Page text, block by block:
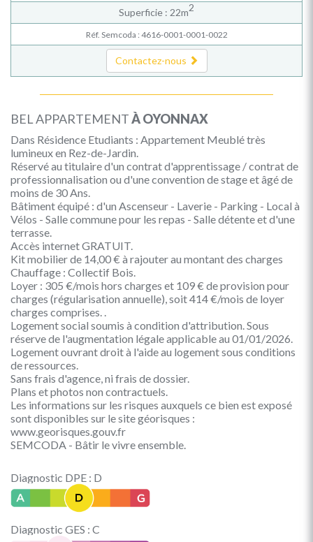
Superficie : 22m2
Réf. Semcoda : 4616-0001-0001-0022
Contactez-nous
BEL APPARTEMENTÀ OYONNAX
Dans Résidence Etudiants : Appartement Meublé très
lumineux en Rez-de-Jardin.
Réservé au titulaire d'un contrat d'apprentissage / contrat de
professionnalisation ou d'une convention de stage et âgé de
moins de 30 Ans.
Bâtiment équipé : d'un Ascenseur - Laverie - Parking - Local à
Vélos - Salle commune pour les repas - Salle détente et d'une
terrasse.
Accès internet GRATUIT.
Kit mobilier de 14,00 € à rajouter au montant des charges
Chauffage : Collectif Bois.
Loyer : 305 €/mois hors charges et 109 € de provision pour
charges (régularisation annuelle), soit 414 €/mois de loyer
charges comprises. .
Logement social soumis à condition d'attribution. Sous
réserve de l'augmentation légale applicable au 01/01/2026.
Logement ouvrant droit à l'aide au logement sous conditions
de ressources.
Sans frais d'agence, ni frais de dossier.
Plans et photos non contractuels.
Les informations sur les risques auxquels ce bien est exposé
sont disponibles sur le site géorisques :
www.georisques.gouv.fr
SEMCODA - Bâtir le vivre ensemble.
Diagnostic DPE : D
Diagnostic GES : C